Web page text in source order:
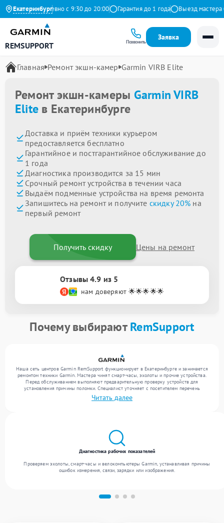
Екатеринбург
Ежедневно с 9:30 до 20:00 Гарантия до 1 года Выезд мастера
REMSUPPORT Позвонить
Заявка
Главная Ремонт экшн-камер Garmin VIRB Elite
Ремонт экшн-камеры Garmin VIRB
Elite в Екатеринбурге
Доставка и приём техники курьером
предоставляется бесплатно
Гарантийное и постгарантийное обслуживание до
1 года
Диагностика производится за 15 мин
Срочный ремонт устройства в течении часа
Выдаём подменные устройства на время ремонта
Запишитесь на ремонт и получите скидку 20% на
первый ремонт
Получить скидку Цены на ремонт
Отзывы 4.9 из 5
нам доверяют 🌟🌟🌟🌟🌟
Почему выбираютRemSupport
Наша сеть центров Garmin RemSupport функционирует в Екатеринбурге и занимается
ремонтом техники Garmin. Мастера чинят смарт-часы, эхолоты и прочие устройства.
Перед обслуживанием выполняют предварительную проверку устройств для
установления причины поломки. Специалист уточняет с посетителем перечень
необходимых работ и цену. Только после этого инженеры реализуют восстановление
с заменой комплектующих по необходимости. По завершении работ их качество
Читать далее
Диагностика рабочих показателей
Проверяем эхолоты, смарт-часы и велокомпьютеры Garmin, устанавливая причины
ошибок измерения, связи, зарядки или изображения.